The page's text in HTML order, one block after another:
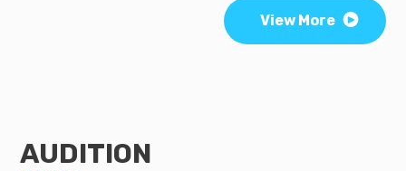
View More
AUDITION